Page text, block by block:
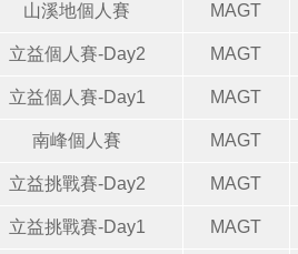
山溪地個人賽 MAGT
立益個人賽-Day2 MAGT
立益個人賽-Day1 MAGT
南峰個人賽 MAGT
立益挑戰賽-Day2 MAGT
立益挑戰賽-Day1 MAGT